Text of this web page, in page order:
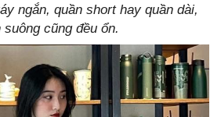
ngắn, quần short hay quần dài,
suông cũng đều ổn.